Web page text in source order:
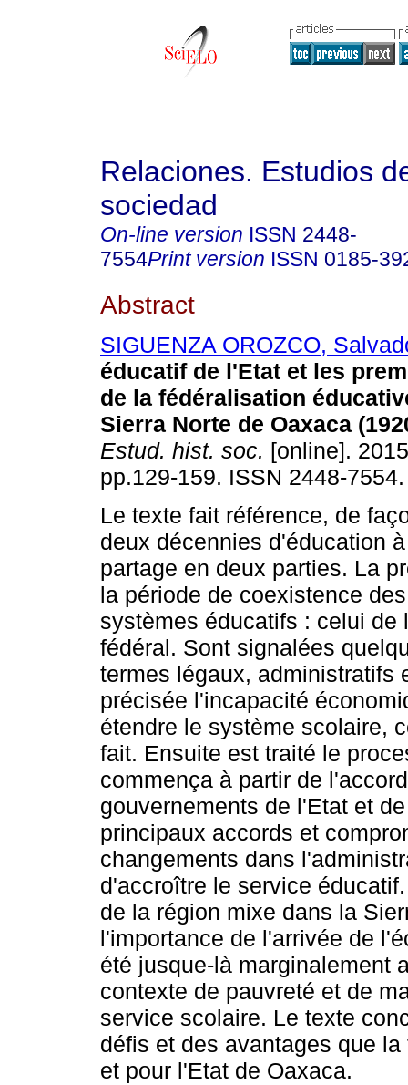
Relaciones. Estudios
sociedad
On-line version ISSN 2448-
7554Print version ISSN 0185-
Abstract
SIGUENZA OROZCO,
éducatif de l'Etat et les
de la fédéralisation
Sierra Norte de Oaxaca
Estud. hist. soc. [online].
pp.129-159. ISSN 2448-7554.
Le texte fait référence, de
deux décennies d'éducation
partage en deux parties. La
la période de coexistence
systèmes éducatifs : celui de
fédéral. Sont signalées
termes légaux, administratifs
précisée l'incapacité
étendre le système scolaire,
fait. Ensuite est traité le
commença à partir de
gouvernements de l'Etat et
principaux accords et
changements dans
d'accroître le service
de la région mixe dans la
l'importance de l'arrivée de
été jusque-là marginalement
contexte de pauvreté et de
service scolaire. Le texte
défis et des avantages que
et pour l'Etat de Oaxaca.